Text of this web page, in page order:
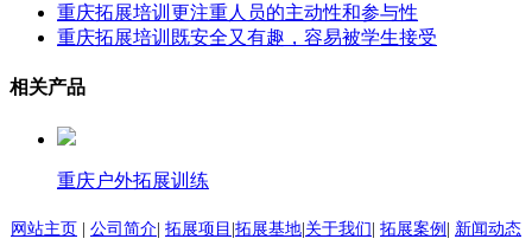
重庆拓展培训更注重人员的主动性和参与性
重庆拓展培训既安全又有趣，容易被学生接受
相关产品
重庆户外拓展训练
网站主页 公司简介 拓展项目 拓展基地 关于我们 拓展案例
新闻动态